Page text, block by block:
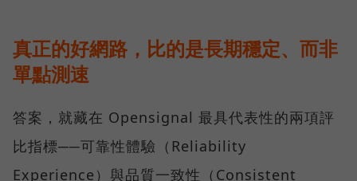
真正的好網路，比的是長期穩定、而非
單點測速
答案，就藏在 Opensignal 最具代表性的兩項評
比指標──可靠性體驗（Reliability
Experience）與品質一致性（Consistent